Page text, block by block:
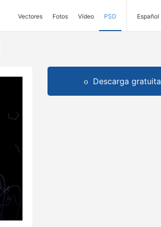
Vectores Fotos Vídeo PSD Español
Descarga gratuita